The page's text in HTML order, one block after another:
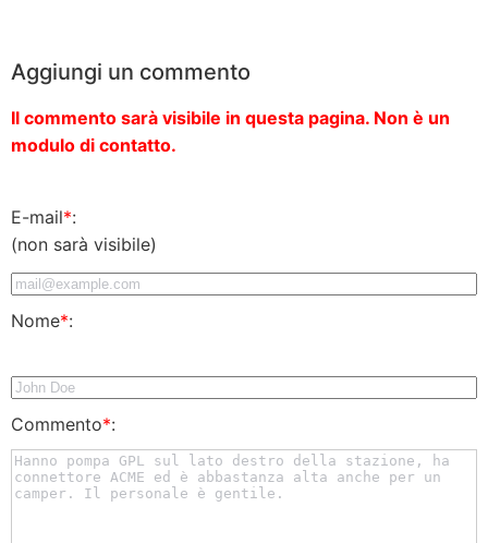
Aggiungi un commento
Il commento sarà visibile in questa pagina. Non è un
modulo di contatto.
E-mail*:
(non sarà visibile)
Nome*:
Commento*: